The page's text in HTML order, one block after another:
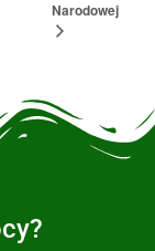
Narodowej